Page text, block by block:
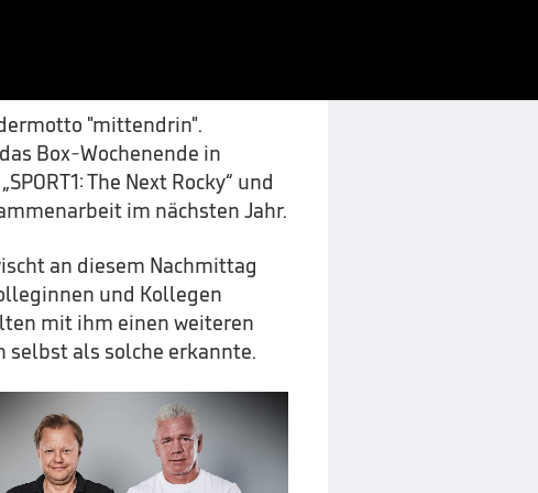
"mittendrin".
Box-Wochenende in
The Next Rocky“ und
im nächsten Jahr.
an diesem Nachmittag
und Kollegen
mit ihm einen weiteren
selbst als solche erkannte.